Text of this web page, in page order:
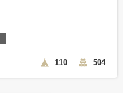
110 504